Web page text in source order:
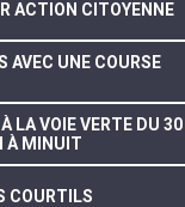
ACTION CITOYENNE
AVEC UNE COURSE
LA VOIE VERTE DU 30
À MINUIT
COURTILS